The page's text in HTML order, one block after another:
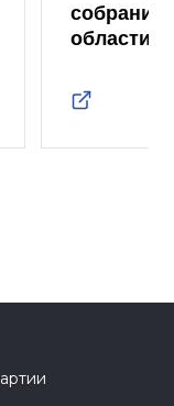
собрание
области